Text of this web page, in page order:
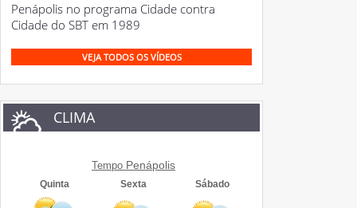
Penápolis no programa Cidade contra
Cidade do SBT em 1989
VEJA TODOS OS VÍDEOS
CLIMA
Tempo Penápolis